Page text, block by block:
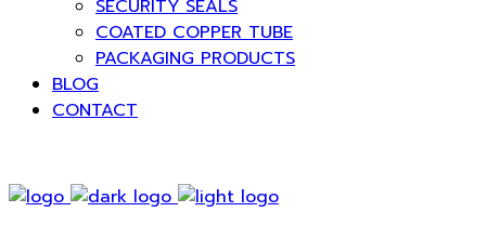
SECURITY SEALS
COATED COPPER TUBE
PACKAGING PRODUCTS
BLOG
CONTACT